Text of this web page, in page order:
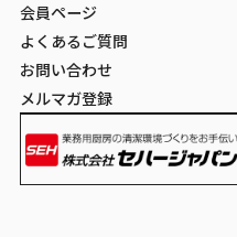
会員ページ
よくあるご質問
お問い合わせ
メルマガ登録